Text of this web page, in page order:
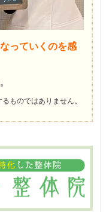
っていくのを感
ものではありません。